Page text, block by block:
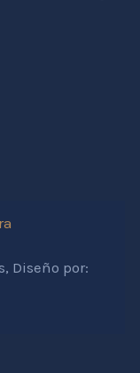
Diseño por: